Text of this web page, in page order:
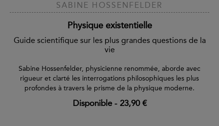
SABINE HOSSENFELDER
Physique existentielle
Guide scientifique sur les plus grandes questions de la
vie
Sabine Hossenfelder, physicienne renommée, aborde avec
rigueur et clarté les interrogations philosophiques les plus
profondes à travers le prisme de la physique moderne.
Disponible- 23,90 €